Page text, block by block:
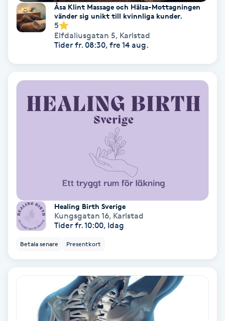
Bröllopsuppsättning
Color correction
Dermapen
Diamantslipning
Extensions
Åsa Klint Massage och Hälsa-Mottagningen
vänder sig unikt till kvinnliga kunder.
5
Elfdaliusgatan 5, Karlstad
Tider fr. 08:30, fre 14 aug.
Healing Birth Sverige
Kungsgatan 16, Karlstad
Tider fr. 10:00, Idag
Betala senare Presentkort